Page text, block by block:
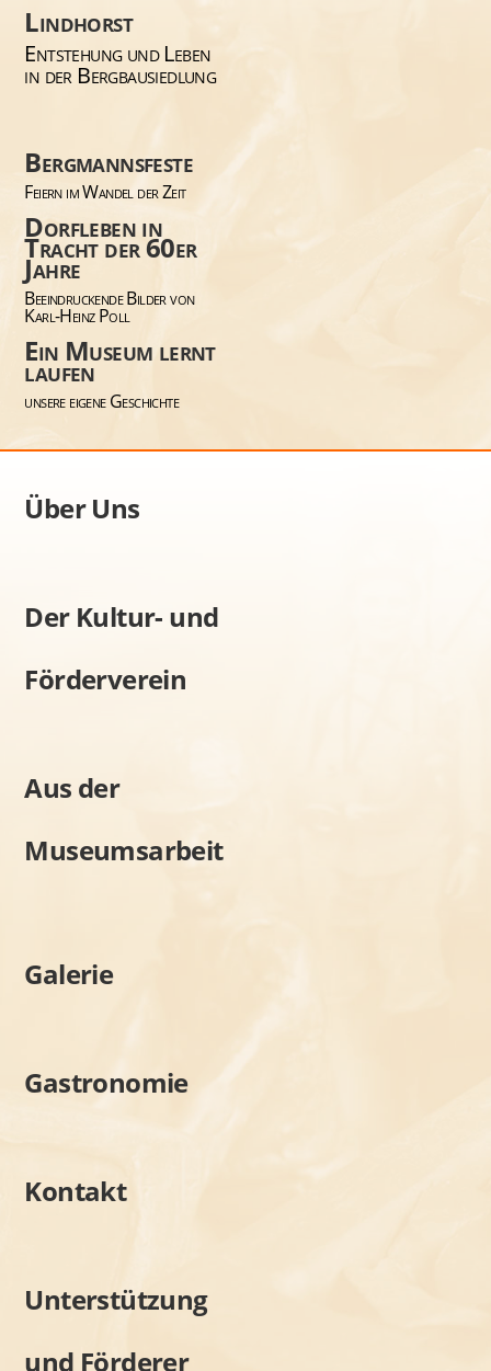
Lindhorst
Entstehung und Leben
in der Bergbausiedlung
Bergmannsfeste
Feiern im Wandel der Zeit
Dorfleben in
Tracht der 60er
Jahre
Beeindruckende Bilder von
Karl-Heinz Poll
Ein Museum lernt
laufen
unsere eigene Geschichte
Über Uns
Der Kultur- und
Förderverein
Aus der
Museumsarbeit
Galerie
Gastronomie
Kontakt
Unterstützung
und Förderer